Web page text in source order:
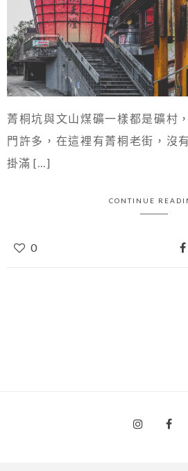
菁桐坑與文山煤礦一樣都是礦村
門許多，在這裡有菁桐老街，沒
掛滿 […]
CONTINUE
0